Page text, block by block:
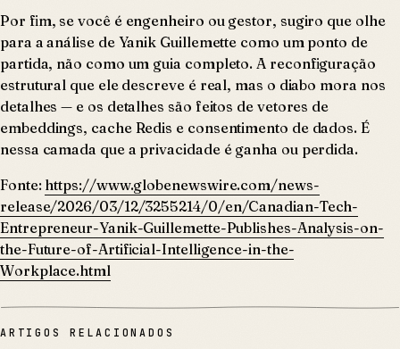
Por fim, se você é engenheiro ou gestor, sugiro que olhe
para a análise de Yanik Guillemette como um ponto de
partida, não como um guia completo. A reconfiguração
estrutural que ele descreve é real, mas o diabo mora nos
detalhes — e os detalhes são feitos de vetores de
embeddings, cache Redis e consentimento de dados. É
nessa camada que a privacidade é ganha ou perdida.
Fonte: https://www.globenewswire.com/news-
release/2026/03/12/3255214/0/en/Canadian-Tech-
Entrepreneur-Yanik-Guillemette-Publishes-Analysis-on-
the-Future-of-Artificial-Intelligence-in-the-
Workplace.html
ARTIGOS RELACIONADOS